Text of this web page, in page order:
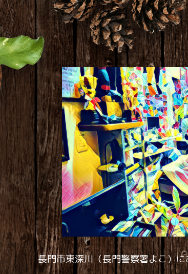
長門市東深川（長門警察署よこ）